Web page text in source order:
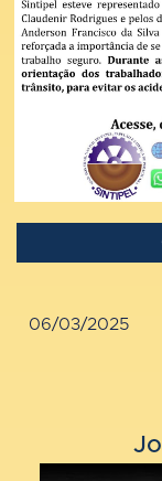
06/03/2025